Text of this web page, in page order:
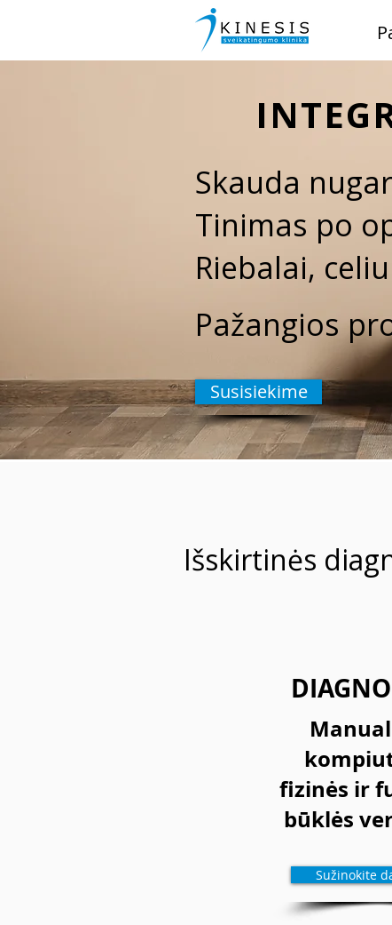
Skauda
Tinimas po
Riebalai,
Pažangios
Susisiekime
Išskirtinės
fizinės ir
būklės
Sužinokite